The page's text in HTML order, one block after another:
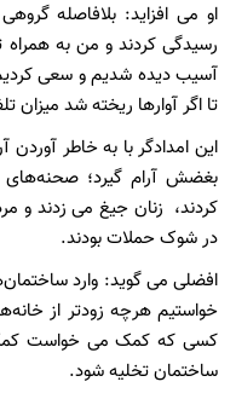
او می افزاید: بلافاصله
رسیدگی کردند و من به
آسیب دیده شدیم و سعی
تا اگر آوارها ریخته شد میزان
این امدادگر با به خاطر
بغضش آرام گیرد؛ صحنه‌های
کردند، زنان جیغ می زدند و
در شوک حملات بودند.
افضلی می گوید: وارد
خواستیم هرچه زودتر از
کسی که کمک می خواست کمک
ساختمان تخلیه شود.